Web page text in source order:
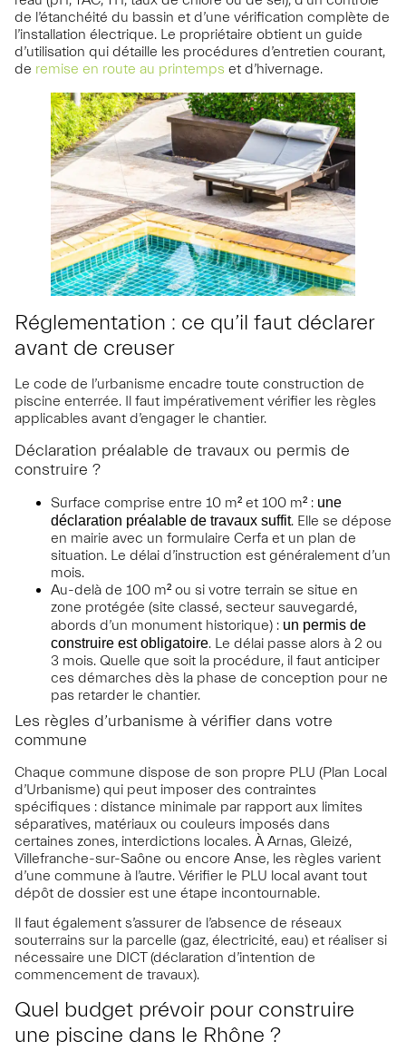
de l’étanchéité du bassin et d’une vérification complète de
l’installation électrique. Le propriétaire obtient un guide
d’utilisation qui détaille les procédures d’entretien courant,
de remise en route au printemps et d’hivernage.
Réglementation : ce qu’il faut déclarer
avant de creuser
Le code de l’urbanisme encadre toute construction de
piscine enterrée. Il faut impérativement vérifier les règles
applicables avant d’engager le chantier.
Déclaration préalable de travaux ou permis de
construire ?
Surface comprise entre 10 m² et 100 m² : une
déclaration préalable de travaux suffit. Elle se dépose
en mairie avec un formulaire Cerfa et un plan de
situation. Le délai d’instruction est généralement d’un
mois.
Au-delà de 100 m² ou si votre terrain se situe en
zone protégée (site classé, secteur sauvegardé,
abords d’un monument historique) : un permis de
construire est obligatoire. Le délai passe alors à 2 ou
3 mois. Quelle que soit la procédure, il faut anticiper
ces démarches dès la phase de conception pour ne
pas retarder le chantier.
Les règles d’urbanisme à vérifier dans votre
commune
Chaque commune dispose de son propre PLU (Plan Local
d’Urbanisme) qui peut imposer des contraintes
spécifiques : distance minimale par rapport aux limites
séparatives, matériaux ou couleurs imposés dans
certaines zones, interdictions locales. À Arnas, Gleizé,
Villefranche-sur-Saône ou encore Anse, les règles varient
d’une commune à l’autre. Vérifier le PLU local avant tout
dépôt de dossier est une étape incontournable.
Il faut également s’assurer de l’absence de réseaux
souterrains sur la parcelle (gaz, électricité, eau) et réaliser si
nécessaire une DICT (déclaration d’intention de
commencement de travaux).
Quel budget prévoir pour construire
une piscine dans le Rhône ?